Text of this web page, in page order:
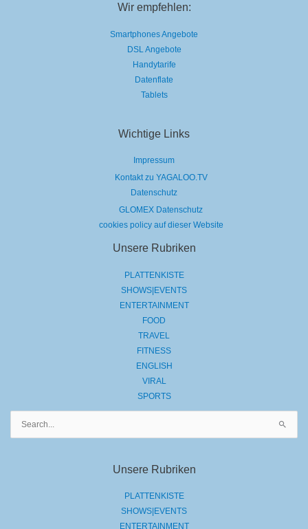
Wir empfehlen:
Smartphones Angebote
DSL Angebote
Handytarife
Datenflate
Tablets
Wichtige Links
Impressum
Kontakt zu YAGALOO.TV
Datenschutz
GLOMEX Datenschutz
cookies policy auf dieser Website
Unsere Rubriken
PLATTENKISTE
SHOWS|EVENTS
ENTERTAINMENT
FOOD
TRAVEL
FITNESS
ENGLISH
VIRAL
SPORTS
Unsere Rubriken
PLATTENKISTE
SHOWS|EVENTS
ENTERTAINMENT